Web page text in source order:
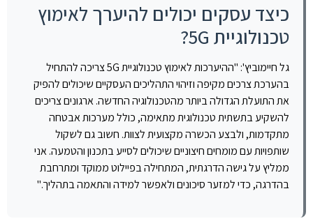
כיצד עסקים יכולים להיערך לאימוץ
טכנולוגיית 5G?
גל חיימוביץ': "ההיערכות לאימוץ טכנולוגיית 5G צריכה להתחיל
בהערכת צרכים מקיפה וזיהוי התהליכים העסקיים שיכולים להפיק
את התועלת הגדולה ביותר מהטכנולוגיה החדשה. ארגונים צריכים
להשקיע בתשתית טכנולוגית מתאימה, כולל מערכות אבטחה
מתקדמות, ולבצע הכשרה מקצועית לצוות. חשוב גם לשקול
שותפויות עם מומחים חיצוניים שיכולים לסייע בתכנון והטמעה. אני
ממליץ על גישה הדרגתית, המתחילה בפיילוט ממוקד ומתרחבת
בהדרגה, כדי למזער סיכונים ולאפשר למידה והתאמה בתהליך."